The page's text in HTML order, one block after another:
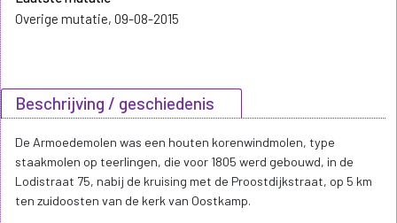
Overige mutatie, 09-08-2015
Beschrijving / geschiedenis
De Armoedemolen was een houten korenwindmolen, type
staakmolen op teerlingen, die voor 1805 werd gebouwd, in de
Lodistraat 75, nabij de kruising met de Proostdijkstraat, op 5 km
ten zuidoosten van de kerk van Oostkamp.